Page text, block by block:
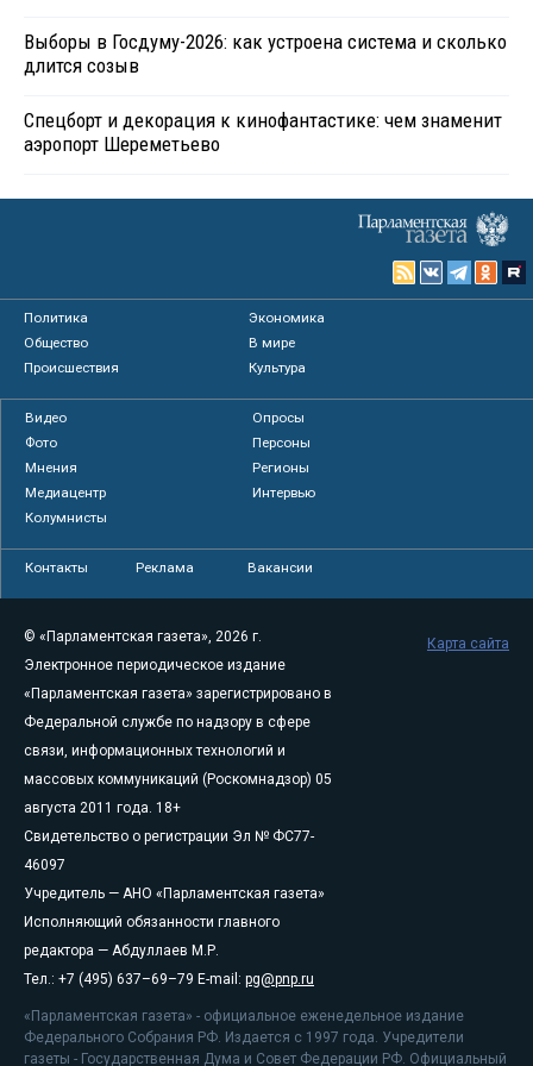
Выборы в Госдуму-2026: как устроена система и сколько
длится созыв
Спецборт и декорация к кинофантастике: чем знаменит
аэропорт Шереметьево
Политика
Экономика
Общество
В мире
Происшествия
Культура
Видео
Опросы
Фото
Персоны
Мнения
Регионы
Медиацентр
Интервью
Колумнисты
Контакты Реклама Вакансии
© «Парламентская газета», 2026 г.
Электронное периодическое издание
«Парламентская газета» зарегистрировано в
Федеральной службе по надзору в сфере
связи, информационных технологий и
массовых коммуникаций (Роскомнадзор) 05
августа 2011 года. 18+
Свидетельство о регистрации Эл № ФС77-
46097
Учредитель — АНО «Парламентская газета»
Исполняющий обязанности главного
редактора — Абдуллаев М.Р.
Тел.: +7 (495) 637–69–79 E-mail: pg@pnp.ru
«Парламентская газета» - официальное еженедельное издание
Федерального Собрания РФ. Издается с 1997 года. Учредители
газеты - Государственная Дума и Совет Федерации РФ. Официальный
Карта сайта